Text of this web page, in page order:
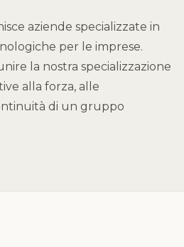
aziende specializzate in
per le imprese.
la nostra specializzazione
alla forza, alle
di un gruppo